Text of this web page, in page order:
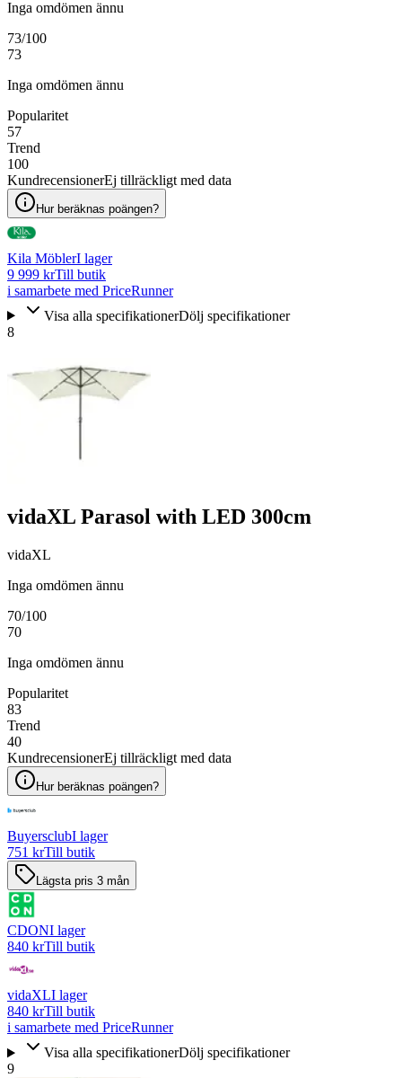
Inga omdömen ännu
73/100
73
Inga omdömen ännu
Popularitet
57
Trend
100
KundrecensionerEj tillräckligt med data
Hur beräknas poängen?
Kila MöblerI lager
9 999 krTill butik
i samarbete med PriceRunner
Visa alla specifikationerDölj specifikationer
8
vidaXL Parasol with LED 300cm
vidaXL
Inga omdömen ännu
70/100
70
Inga omdömen ännu
Popularitet
83
Trend
40
KundrecensionerEj tillräckligt med data
Hur beräknas poängen?
BuyersclubI lager
751 krTill butik
Lägsta pris 3 mån
CDONI lager
840 krTill butik
vidaXLI lager
840 krTill butik
i samarbete med PriceRunner
Visa alla specifikationerDölj specifikationer
9